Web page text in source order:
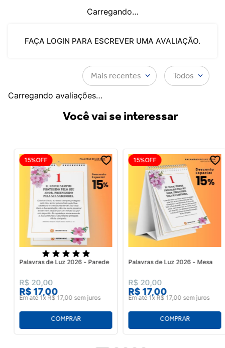
Carregando…
FAÇA LOGIN PARA ESCREVER UMA AVALIAÇÃO.
Mais recentes Todos
Carregando avaliações…
Você vai se interessar
15%OFF
Palavras de Luz 2026 - Parede
R$ 20,00
R$ 17,00
Em até 1x R$ 17, 00 sem juros
15%OFF
Palavras de Luz 2026 - Mesa
R$ 20,00
R$ 17,00
Em até 1x R$ 17, 00 sem juros